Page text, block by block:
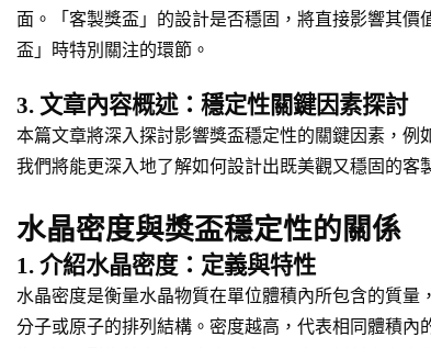
面。「客製獎盃 」的設計是否穩固，將直接影響其
盃 」時特別關注的環節。
3. 文章內容概述：穩定性關鍵因素探討
本篇文章將深入探討影響獎盃穩定性的關鍵因素，例
我們將能更深入地了解如何設計出既美觀又穩固的客
水晶密度與獎盃穩定性的關係
1. 介紹水晶密度：定義與特性
水晶密度是衡量水晶物質在單位體積內所包含的質
分子或原子的排列結構。密度越高，代表相同體積